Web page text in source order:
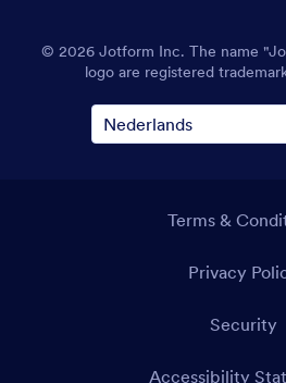
© 2026 Jotform Inc. The name
logo are registered
Terms &
Privacy
Security
Accessibility